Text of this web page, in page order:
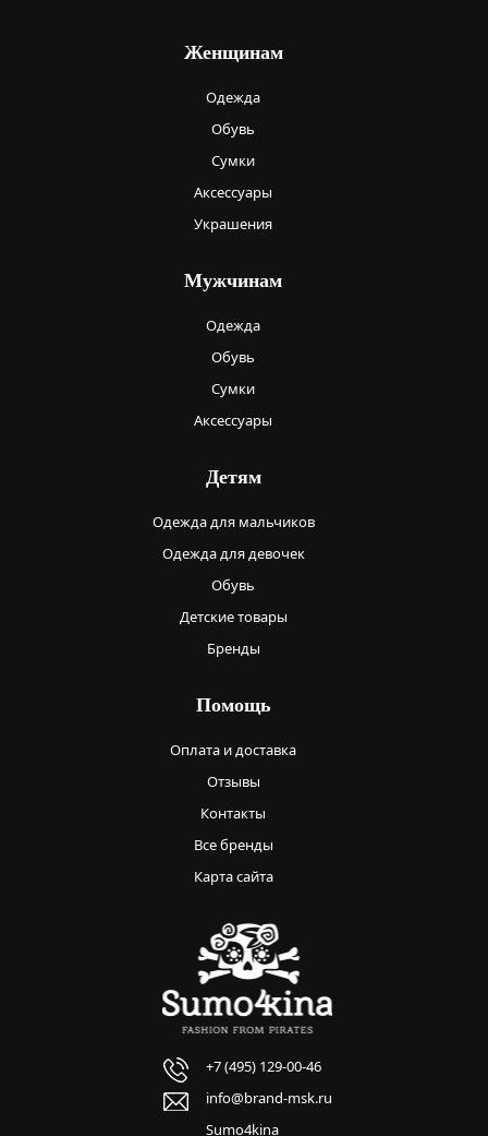
Женщинам
Одежда
Обувь
Сумки
Аксессуары
Украшения
Мужчинам
Одежда
Обувь
Сумки
Аксессуары
Детям
Одежда для мальчиков
Одежда для девочек
Обувь
Детские товары
Бренды
Помощь
Оплата и доставка
Отзывы
Контакты
Все бренды
Карта сайта
+7 (495) 129-00-46
info@brand-msk.ru
Sumo4kina